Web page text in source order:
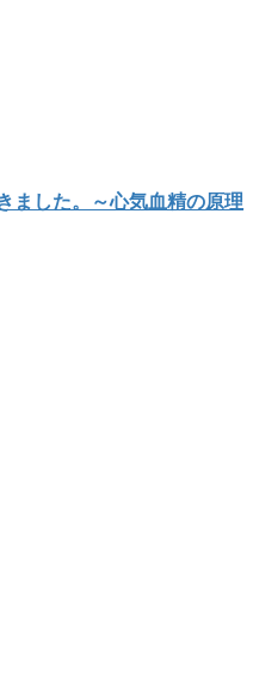
ました。～心気血精の原理